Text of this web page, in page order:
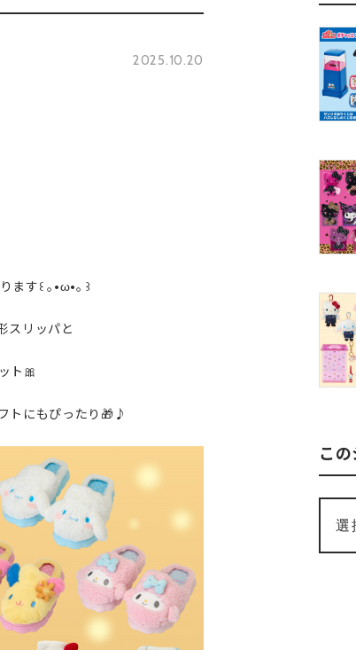
2025.10.20
す꒰ ｡•ω•｡ ꒱
スリッパと
ト🎀
トにもぴったり🎁♪
こ